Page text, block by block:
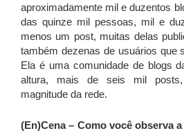
aproximadamente mil e duzentos
das quinze mil pessoas, mil e
menos um post, muitas delas
também dezenas de usuários que
Ela é uma comunidade de blogs
altura, mais de seis mil
magnitude da rede.
(En)Cena – Como você observa